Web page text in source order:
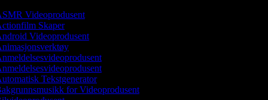
Videoprodusent
Skaper
Videoprodusent
Tekstgenerator
for Videoprodusent